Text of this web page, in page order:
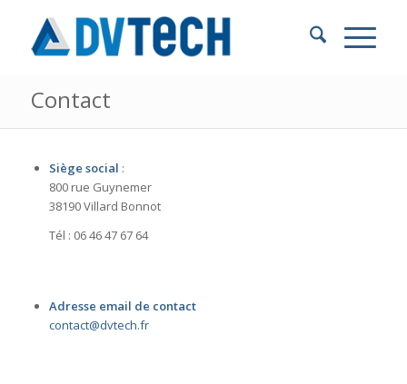
Contact
Siège social :
800 rue Guynemer
38190 Villard Bonnot
Tél : 06 46 47 67 64
Adresse email de contact
contact@dvtech.fr